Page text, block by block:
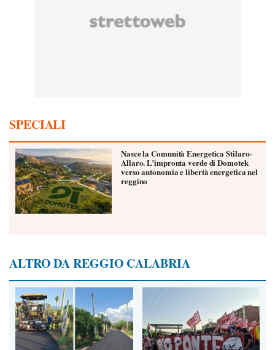
SPECIALI
Nasce la Comunità Energetica Stilaro-
Allaro. L’impronta verde di Domotek
verso autonomia e libertà energetica nel
reggino
ALTRO DA REGGIO CALABRIA